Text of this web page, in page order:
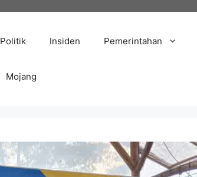
Politik Insiden Pemerintahan
Mojang